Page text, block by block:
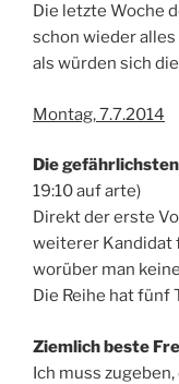
Die letzte Woche
schon wieder
als würden sich
Montag, 7.7.2014
Die
19:10 auf arte)
Direkt der erste
weiterer Kandidat
worüber man
Die Reihe hat fünf
Ziemlich beste
Ich muss